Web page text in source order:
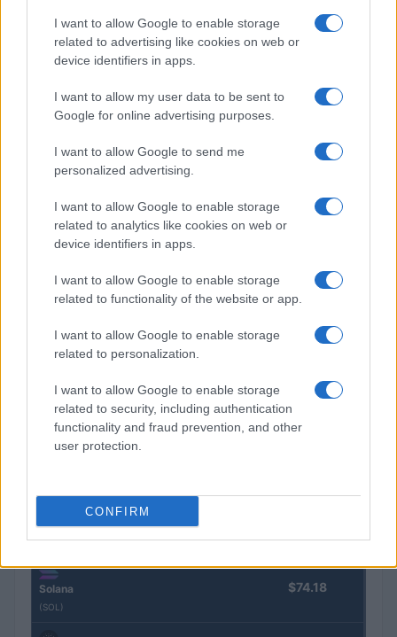
I want to allow Google to enable storage
related to advertising like cookies on web or
device identifiers in apps.
I want to allow my user data to be sent to
Google for online advertising purposes.
I want to allow Google to send me
personalized advertising.
I want to allow Google to enable storage
related to analytics like cookies on web or
device identifiers in apps.
I want to allow Google to enable storage
related to functionality of the website or app.
I want to allow Google to enable storage
related to personalization.
I want to allow Google to enable storage
related to security, including authentication
functionality and fraud prevention, and other
user protection.
CONFIRM
Diferencias entre análisis técnico y fundamental: cuándo
aplicar cada método
COTIZACIONES CRYPTO
$64,898.00
$1,913.54
BNB
(XRP)
Solana
(SOL)
$74.18